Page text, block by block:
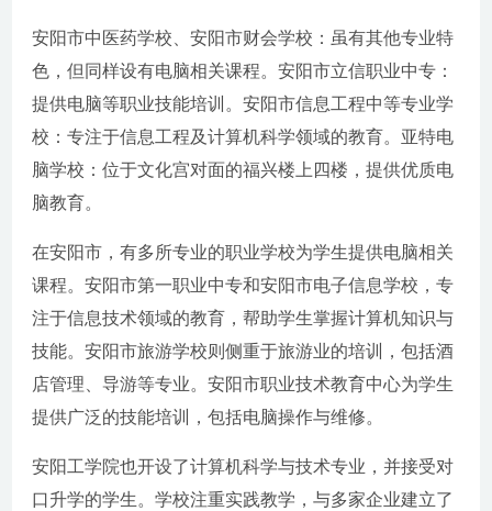
安阳市中医药学校、安阳市财会学校：虽有其他专业特
色，但同样设有电脑相关课程。安阳市立信职业中专：
提供电脑等职业技能培训。安阳市信息工程中等专业学
校：专注于信息工程及计算机科学领域的教育。亚特电
脑学校：位于文化宫对面的福兴楼上四楼，提供优质电
脑教育。
在安阳市，有多所专业的职业学校为学生提供电脑相关
课程。安阳市第一职业中专和安阳市电子信息学校，专
注于信息技术领域的教育，帮助学生掌握计算机知识与
技能。安阳市旅游学校则侧重于旅游业的培训，包括酒
店管理、导游等专业。安阳市职业技术教育中心为学生
提供广泛的技能培训，包括电脑操作与维修。
安阳工学院也开设了计算机科学与技术专业，并接受对
口升学的学生。学校注重实践教学，与多家企业建立了